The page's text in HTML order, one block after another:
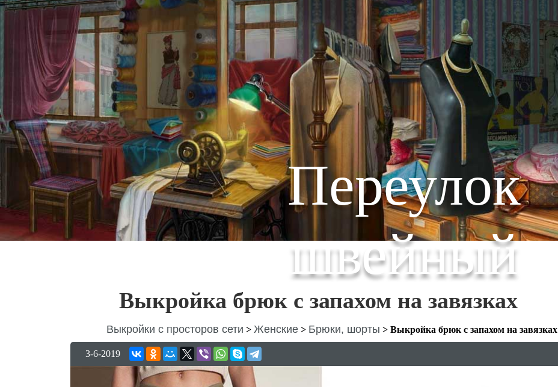
Переулок
швейный
Выкройка брюк с запахом на завязках
Выкройки с просторов сети > Женские > Брюки, шорты > Выкройка брюк с запахом на завязках
3-6-2019